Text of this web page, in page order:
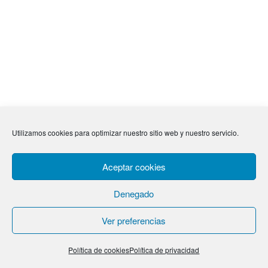
Utilizamos cookies para optimizar nuestro sitio web y nuestro servicio.
Aceptar cookies
Denegado
Ver preferencias
Política de cookiesPolítica de privacidad